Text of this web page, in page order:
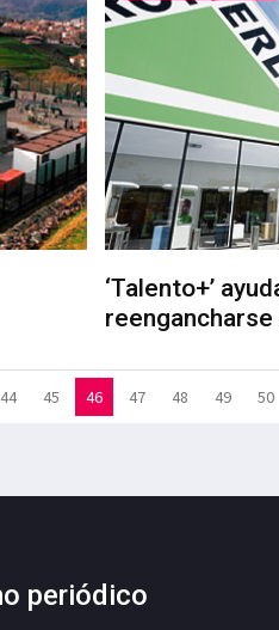
‘Talento+’
reengancharse
44 45 46 47 48 49 50
periódico